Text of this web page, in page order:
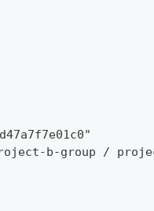
b-group /